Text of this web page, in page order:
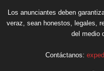
Los anunciantes deben
veraz, sean honestos, legales,
del medio
Contáctanos: